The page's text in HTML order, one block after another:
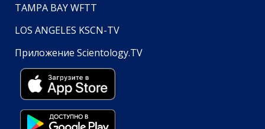
TAMPA BAY WFTT
LOS ANGELES KSCN-TV
Приложение Scientology.TV